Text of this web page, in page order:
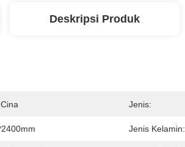
Deskripsi Produk
Jenis:
Jenis Kelamin: